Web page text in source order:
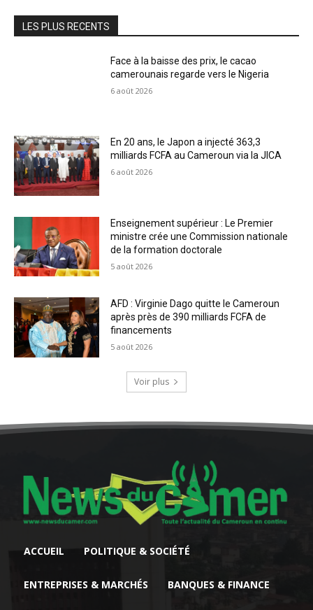
LES PLUS RECENTS
Face à la baisse des prix, le cacao
camerounais regarde vers le Nigeria
6 août 2026
En 20 ans, le Japon a injecté 363,3
milliards FCFA au Cameroun via la JICA
6 août 2026
Enseignement supérieur : Le Premier
ministre crée une Commission nationale
de la formation doctorale
5 août 2026
AFD : Virginie Dago quitte le Cameroun
après près de 390 milliards FCFA de
financements
5 août 2026
Voir plus
ACCUEIL POLITIQUE & SOCIÉTÉ
ENTREPRISES & MARCHÉS BANQUES & FINANCE